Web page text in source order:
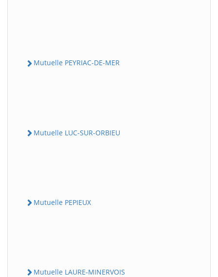
Mutuelle PEYRIAC-DE-MER
Mutuelle LUC-SUR-ORBIEU
Mutuelle PEPIEUX
Mutuelle LAURE-MINERVOIS